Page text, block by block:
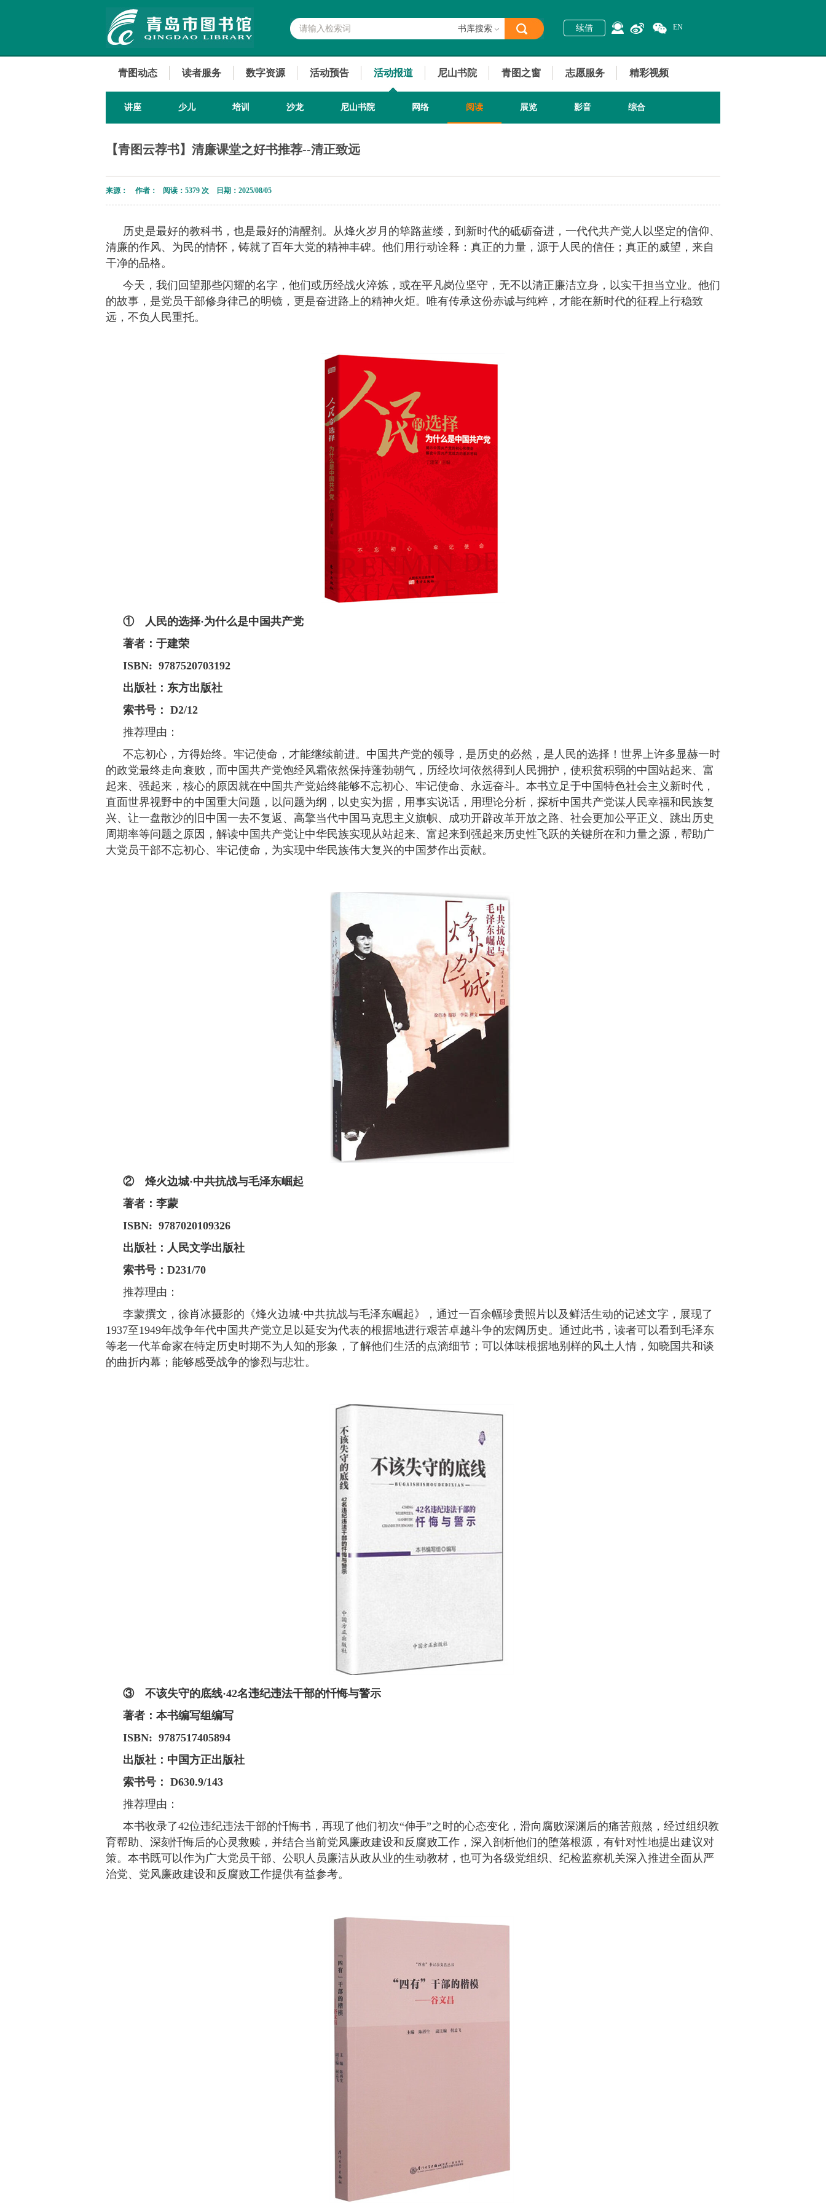
书库搜索 续借 EN
青图动态 读者服务 数字资源 活动预告 活动报道 尼山书院 青图之窗 志愿服务 精彩视频
讲座 少儿 培训 沙龙 尼山书院 网络 阅读 展览 影音 综合
【青图云荐书】清廉课堂之好书推荐--清正致远
来源： 作者： 阅读： 5379 次 日期：2025/08/05
历史是最好的教科书，也是最好的清醒剂。从烽火岁月的筚路蓝缕，到新时代的砥砺奋进，一代代共产党人以坚定的信仰、
清廉的作风、为民的情怀，铸就了百年大党的精神丰碑。他们用行动诠释：真正的力量，源于人民的信任；真正的威望，来自
干净的品格。
今天，我们回望那些闪耀的名字，他们或历经战火淬炼，或在平凡岗位坚守，无不以清正廉洁立身，以实干担当立业。他们
的故事，是党员干部修身律己的明镜，更是奋进路上的精神火炬。唯有传承这份赤诚与纯粹，才能在新时代的征程上行稳致
远，不负人民重托。
① 人民的选择·为什么是中国共产党
著者：于建荣
ISBN: 9787520703192
出版社：东方出版社
索书号： D2/12
推荐理由：
不忘初心，方得始终。牢记使命，才能继续前进。中国共产党的领导，是历史的必然，是人民的选择！世界上许多显赫一时
的政党最终走向衰败，而中国共产党饱经风霜依然保持蓬勃朝气，历经坎坷依然得到人民拥护，使积贫积弱的中国站起来、富
起来、强起来，核心的原因就在中国共产党始终能够不忘初心、牢记使命、永远奋斗。本书立足于中国特色社会主义新时代，
直面世界视野中的中国重大问题，以问题为纲，以史实为据，用事实说话，用理论分析，探析中国共产党谋人民幸福和民族复
兴、让一盘散沙的旧中国一去不复返、高擎当代中国马克思主义旗帜、成功开辟改革开放之路、社会更加公平正义、跳出历史
周期率等问题之原因，解读中国共产党让中华民族实现从站起来、富起来到强起来历史性飞跃的关键所在和力量之源，帮助广
大党员干部不忘初心、牢记使命，为实现中华民族伟大复兴的中国梦作出贡献。
② 烽火边城·中共抗战与毛泽东崛起
著者：李蒙
ISBN: 9787020109326
出版社：人民文学出版社
索书号：D231/70
推荐理由：
李蒙撰文，徐肖冰摄影的《烽火边城·中共抗战与毛泽东崛起》，通过一百余幅珍贵照片以及鲜活生动的记述文字，展现了
1937至1949年战争年代中国共产党立足以延安为代表的根据地进行艰苦卓越斗争的宏阔历史。通过此书，读者可以看到毛泽东
等老一代革命家在特定历史时期不为人知的形象，了解他们生活的点滴细节；可以体味根据地别样的风土人情，知晓国共和谈
的曲折内幕；能够感受战争的惨烈与悲壮。
③ 不该失守的底线·42名违纪违法干部的忏悔与警示
著者：本书编写组编写
ISBN: 9787517405894
出版社：中国方正出版社
索书号： D630.9/143
推荐理由：
本书收录了42位违纪违法干部的忏悔书，再现了他们初次“伸手”之时的心态变化，滑向腐败深渊后的痛苦煎熬，经过组织教
育帮助、深刻忏悔后的心灵救赎，并结合当前党风廉政建设和反腐败工作，深入剖析他们的堕落根源，有针对性地提出建议对
策。本书既可以作为广大党员干部、公职人员廉洁从政从业的生动教材，也可为各级党组织、纪检监察机关深入推进全面从严
治党、党风廉政建设和反腐败工作提供有益参考。